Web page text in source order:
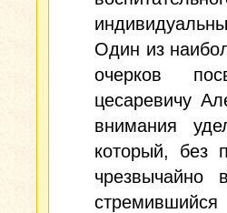
Один из
очерков
цесаревичу
внимания
который, без
чрезвычайно